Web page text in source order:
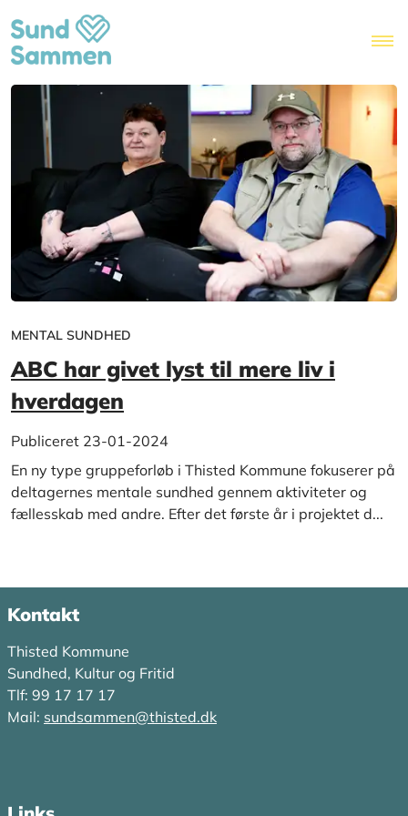
MENTAL SUNDHED
ABC har givet lyst til mere liv i
hverdagen
Publiceret 23-01-2024
En ny type gruppeforløb i Thisted Kommune fokuserer på
deltagernes mentale sundhed gennem aktiviteter og
fællesskab med andre. Efter det første år i projektet d...
Kontakt
Thisted Kommune
Sundhed, Kultur og Fritid
Tlf: 99 17 17 17
Mail: sundsammen@thisted.dk